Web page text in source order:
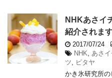
NHKあさイ
紹介されます
2017/07/24
NHK
あさイ
ツ
ピタヤ
かき氷研究所